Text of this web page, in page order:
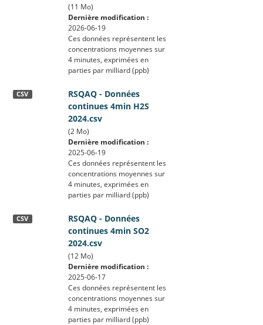
(11 Mo)
Dernière modification :
2026-06-19
Ces données représentent les
concentrations moyennes sur
4 minutes, exprimées en
parties par milliard (ppb)
RSQAQ - Données
continues 4min H2S
2024.csv
CSV
(2 Mo)
Dernière modification :
2025-06-19
Ces données représentent les
concentrations moyennes sur
4 minutes, exprimées en
parties par milliard (ppb)
RSQAQ - Données
continues 4min SO2
2024.csv
CSV
(12 Mo)
Dernière modification :
2025-06-17
Ces données représentent les
concentrations moyennes sur
4 minutes, exprimées en
parties par milliard (ppb)